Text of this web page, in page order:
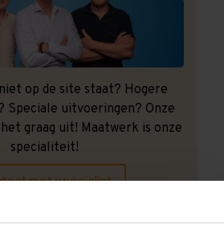
op de site staat? Hogere
Speciale uitvoeringen? Onze
graag uit! Maatwerk is onze
specialiteit!
met specialist